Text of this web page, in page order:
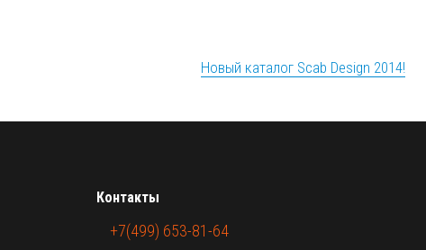
Новый каталог Scab Design 2014!
Контакты
+7(499) 653-81-64